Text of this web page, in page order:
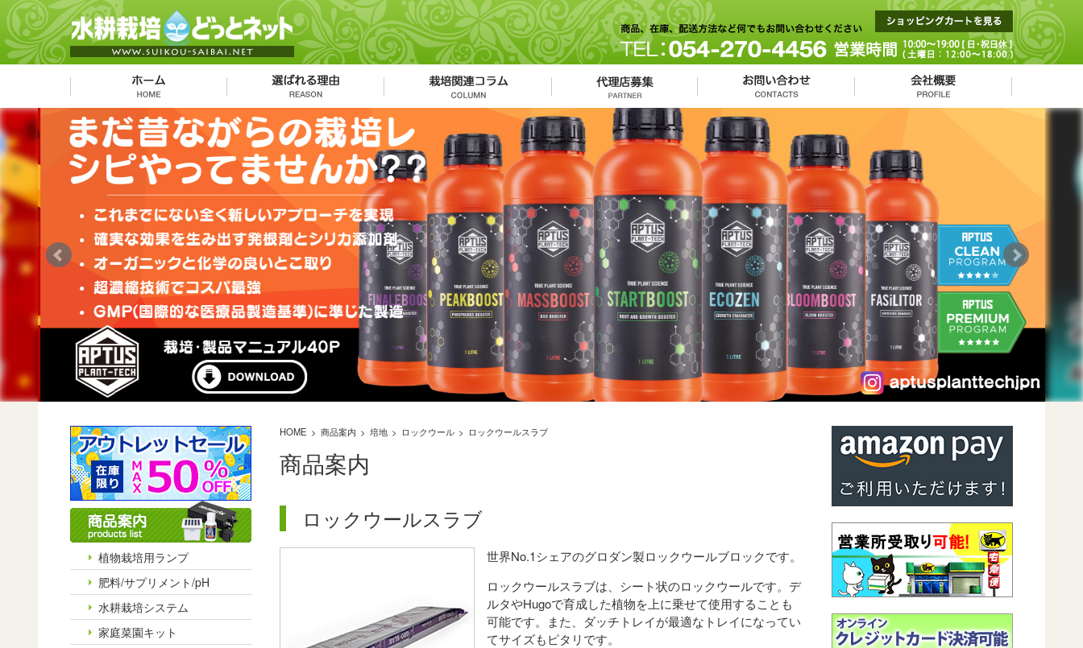
植物栽培用ランプ
肥料/サプリメント/pH
水耕栽培システム
家庭菜園キット
HOME 商品案内 培地 ロックウール ロックウールスラブ
商品案内
ロックウールスラブ
世界No.1シェアのグロダン製ロックウールブロックです。
ロックウールスラブは、シート状のロックウールです。デ
ルタやHugoで育成した植物を上に乗せて使用することも
可能です。また、ダッチトレイが最適なトレイになってい
てサイズもピタリです。